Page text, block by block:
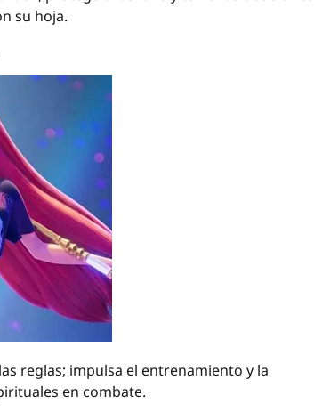
su hoja.
reglas; impulsa el entrenamiento y la
en combate.